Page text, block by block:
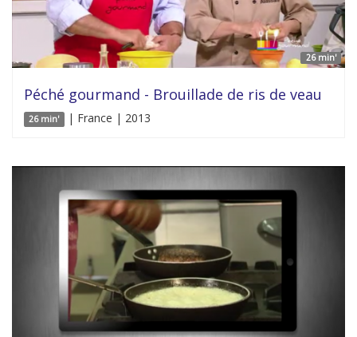
26 min'
Péché gourmand - Brouillade de ris de veau
26 min' | France | 2013